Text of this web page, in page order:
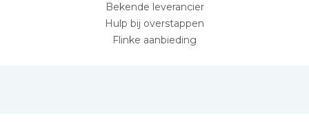
Bekende leverancier
Hulp bij overstappen
Flinke aanbieding